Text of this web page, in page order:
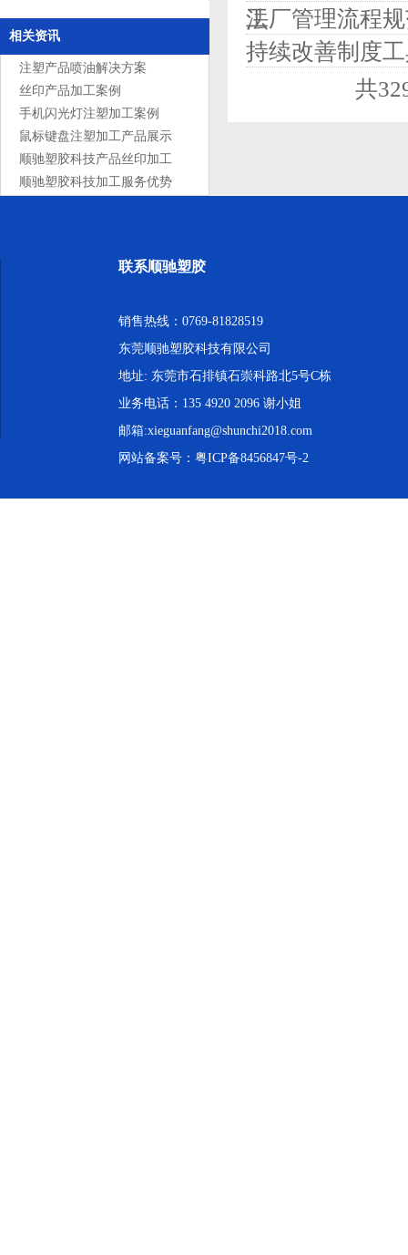
相关资讯
注塑产品喷油解决方案
丝印产品加工案例
手机闪光灯注塑加工案例
鼠标键盘注塑加工产品展示
顺驰塑胶科技产品丝印加工
服务
顺驰塑胶科技加工服务优势
法
工厂管理流程
持续改善制度
共
联系顺驰塑胶
销售热线：0769-81828519
东莞顺驰塑胶科技有限公司
地址: 东莞市石排镇石崇科路北5号C栋
业务电话：135 4920 2096 谢小姐
邮箱:xieguanfang@shunchi2018.com
网站备案号： 粤ICP备8456847号-2